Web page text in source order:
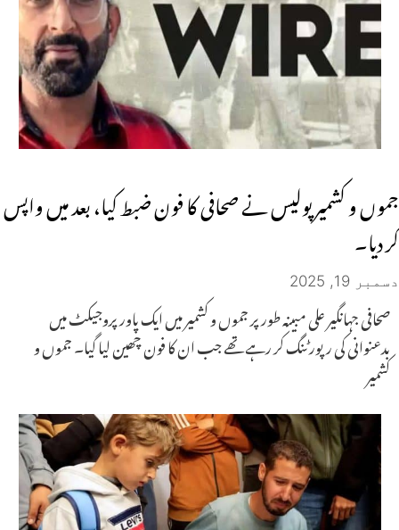
جموں و کشمیر پولیس نے صحافی کا فون ضبط کیا، بعد میں واپس
کر دیا۔
دسمبر 19, 2025
صحافی جہانگیر علی مبینہ طور پر جموں و کشمیر میں ایک پاور پروجیکٹ میں
بدعنوانی کی رپورٹنگ کر رہے تھے جب ان کا فون چھین لیا گیا۔ جموں و
کشمیر